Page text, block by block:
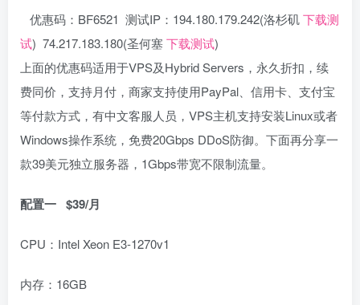
优惠码：BF6521 测试IP：194.180.179.242(洛杉矶下载测
试) 74.217.183.180(圣何塞下载测试)
上面的优惠码适用于VPS及Hybrid Servers，永久折扣，续
费同价，支持月付，商家支持使用PayPal、信用卡、支付宝
等付款方式，有中文客服人员，VPS主机支持安装Linux或者
Windows操作系统，免费20Gbps DDoS防御。下面再分享一
款39美元独立服务器，1Gbps带宽不限制流量。
配置一 $39/月
CPU：Intel Xeon E3-1270v1
内存：16GB